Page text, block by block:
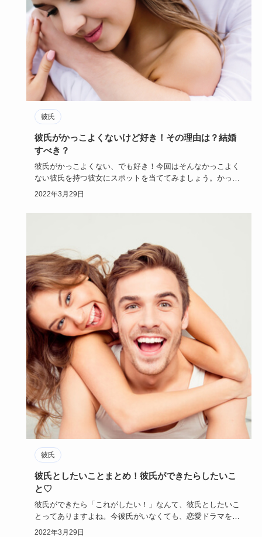
彼氏
彼氏がかっこよくないけど好き！その理由は？結婚
すべき？
彼氏がかっこよくない、でも好き！今回はそんなかっこよく
ない彼氏を持つ彼女にスポットを当ててみましょう。かっこ
よくない彼氏と…
2022年3月29日
彼氏
彼氏としたいことまとめ！彼氏ができたらしたいこ
と♡
彼氏ができたら「これがしたい！」なんて、彼氏としたいこ
とってありますよね。今彼氏がいなくても、恋愛ドラマを見
ると、映画を見…
2022年3月29日